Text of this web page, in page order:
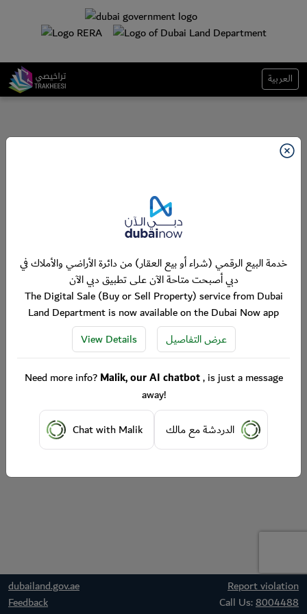
العربية
dubailand.gov.ae
Report violation
Feedback
Call Us:8004488
خدمة البيع الرقمي (شراء أو بيع العقار) من دائرة الأراضي والأملاك في
دبي أصبحت متاحة الآن على تطبيق دبي الآن
The Digital Sale (Buy or Sell Property) service from Dubai
Land Department is now available on the Dubai Now app
View Details
عرض التفاصيل
Need more info?Malik, our AI chatbot, is just a message
away!
Chat with Malik
الدردشة مع مالك